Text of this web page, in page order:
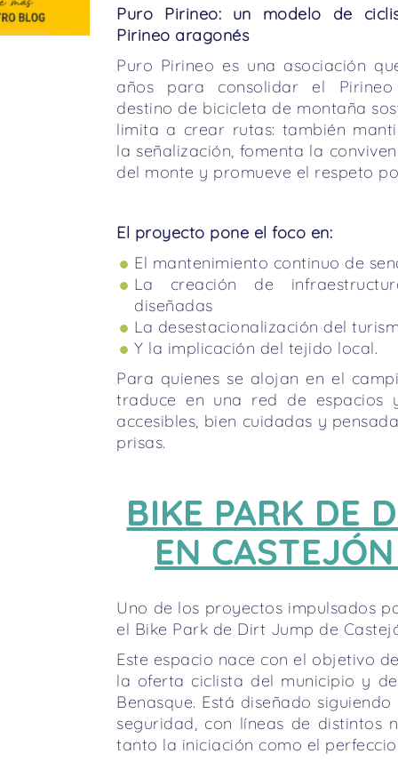
Puro Pirineo: un modelo de
Pirineo aragonés
Puro Pirineo es una asociación
años para consolidar el
destino de bicicleta de montaña
limita a crear rutas: también
la señalización, fomenta la
del monte y promueve el respeto
El proyecto pone el foco en:
El mantenimiento continuo de
La creación de
diseñadas
La desestacionalización del
Y la implicación del tejido local.
Para quienes se alojan en el
traduce en una red de espacios
accesibles, bien cuidadas y
prisas.
BIKE PARK DE
EN
Uno de los proyectos impulsados
el Bike Park de Dirt Jump de
Este espacio nace con el objetivo
la oferta ciclista del municipio y
Benasque. Está diseñado
seguridad, con líneas de distintos
tanto la iniciación como el